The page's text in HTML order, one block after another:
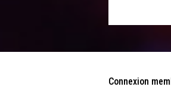
Connexion